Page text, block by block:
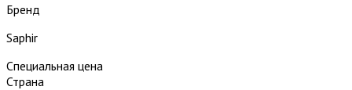
Бренд
Saphir
Специальная цена
Страна